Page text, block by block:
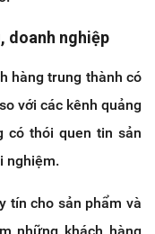
doanh nghiệp
hàng trung thành có
với các kênh quảng
có thói quen tin sản
nghiệm.
tín cho sản phẩm và